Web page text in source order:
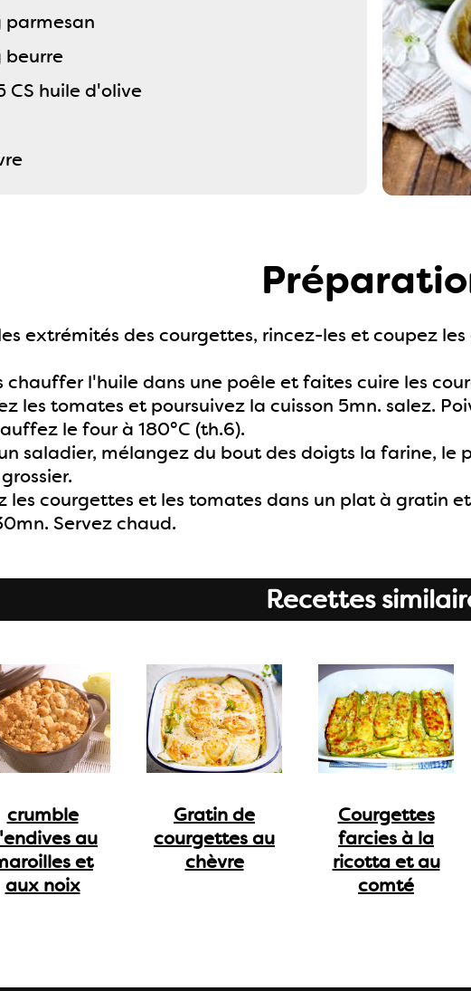
parmesan
beurre
CS huile d'olive
extrémités des courgettes, rincez-les et coupez
chauffer l'huile dans une poêle et faites cuire les
les tomates et poursuivez la cuisson 5mn. salez.
le four à 180°C (th.6).
saladier, mélangez du bout des doigts la farine, le
les courgettes et les tomates dans un plat à gratin
Servez chaud.
Recettes
crumble
au
et
aux noix
Gratin de
courgettes au
chèvre
Courgettes
farcies à la
ricotta et au
comté